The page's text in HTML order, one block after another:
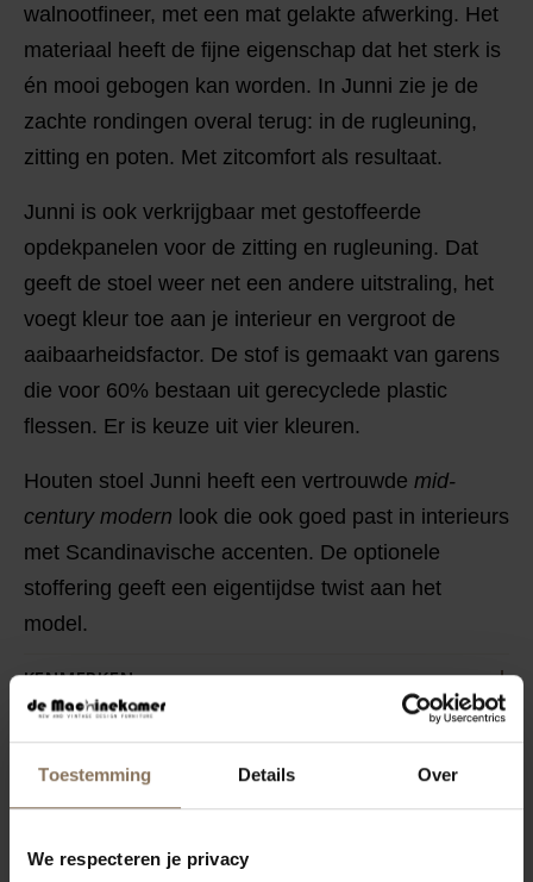
Toestemming Details Over
We respecteren je privacy
walnootfineer, met een mat gelakte afwerking. Het
materiaal heeft de fijne eigenschap dat het sterk is
én mooi gebogen kan worden. In Junni zie je de
zachte rondingen overal terug: in de rugleuning,
zitting en poten. Met zitcomfort als resultaat.
Junni is ook verkrijgbaar met gestoffeerde
opdekpanelen voor de zitting en rugleuning. Dat
geeft de stoel weer net een andere uitstraling, het
voegt kleur toe aan je interieur en vergroot de
aaibaarheidsfactor. De stof is gemaakt van garens
die voor 60% bestaan uit gerecyclede plastic
flessen. Er is keuze uit vier kleuren.
Houten stoel Junni heeft een vertrouwde mid-
century modern look die ook goed past in interieurs
met Scandinavische accenten. De optionele
stoffering geeft een eigentijdse twist aan het
model.
KENMERKEN
VERPAKKING & MONTAGE
STOFSTALEN BESTELLEN
AFMETINGEN
ZAKELIJK